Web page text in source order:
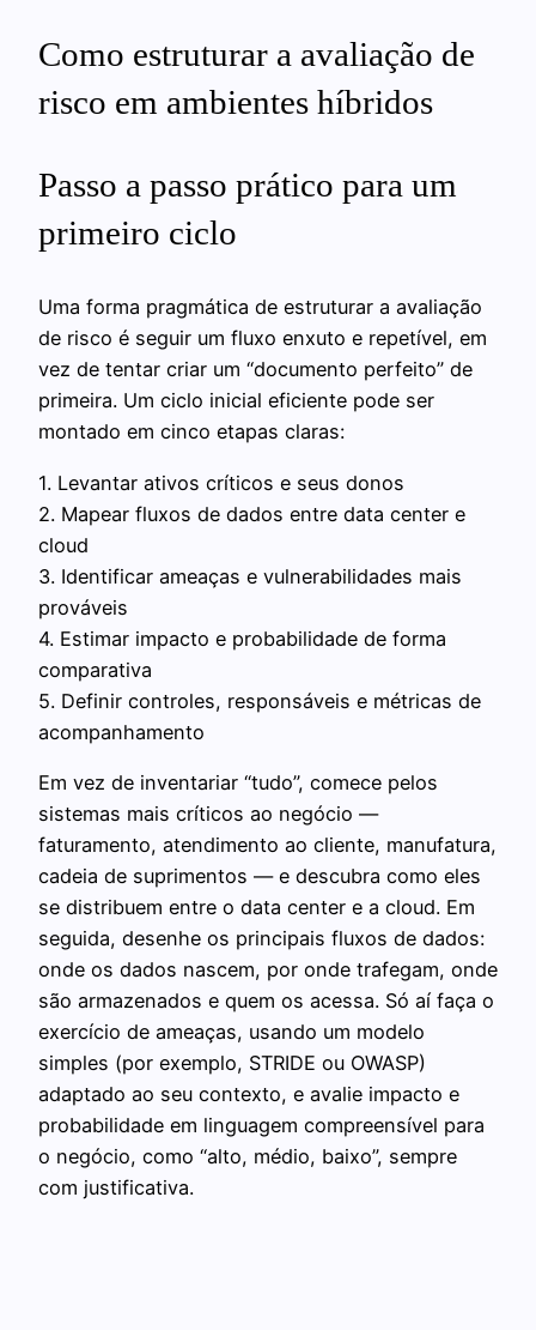
Como estruturar a avaliação de
risco em ambientes híbridos
Passo a passo prático para um
primeiro ciclo
Uma forma pragmática de estruturar a avaliação
de risco é seguir um fluxo enxuto e repetível, em
vez de tentar criar um “documento perfeito” de
primeira. Um ciclo inicial eficiente pode ser
montado em cinco etapas claras:
1. Levantar ativos críticos e seus donos
2. Mapear fluxos de dados entre data center e
cloud
3. Identificar ameaças e vulnerabilidades mais
prováveis
4. Estimar impacto e probabilidade de forma
comparativa
5. Definir controles, responsáveis e métricas de
acompanhamento
Em vez de inventariar “tudo”, comece pelos
sistemas mais críticos ao negócio —
faturamento, atendimento ao cliente, manufatura,
cadeia de suprimentos — e descubra como eles
se distribuem entre o data center e a cloud. Em
seguida, desenhe os principais fluxos de dados:
onde os dados nascem, por onde trafegam, onde
são armazenados e quem os acessa. Só aí faça o
exercício de ameaças, usando um modelo
simples (por exemplo, STRIDE ou OWASP)
adaptado ao seu contexto, e avalie impacto e
probabilidade em linguagem compreensível para
o negócio, como “alto, médio, baixo”, sempre
com justificativa.